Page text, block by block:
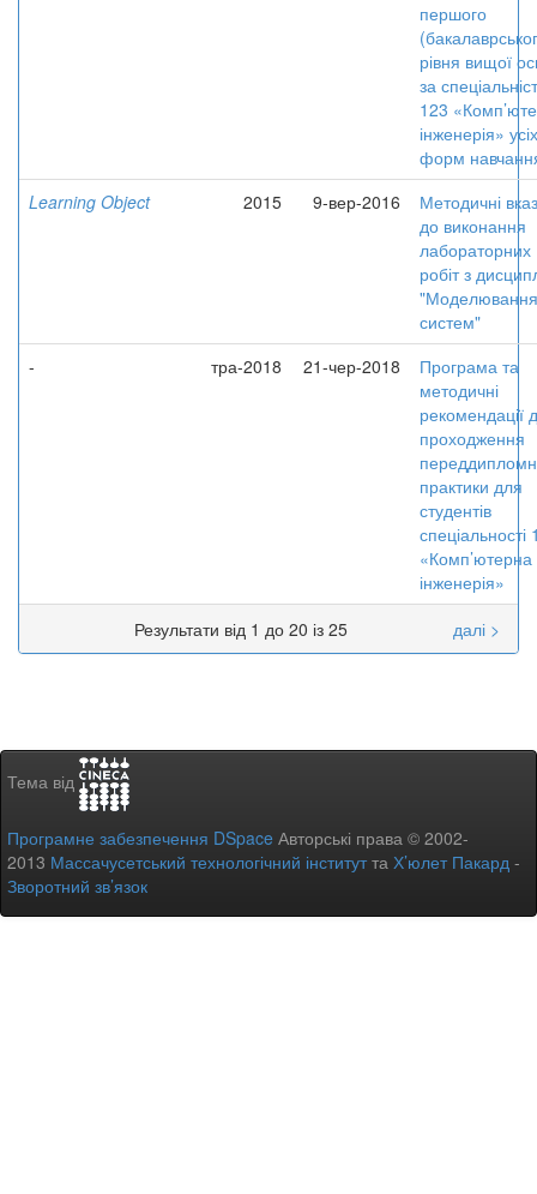
першого
рівня вищої
за
123
інженерія» усіх
форм
Learning Object
2015 9-вер-2016
Методичні
до виконання
лабораторних
робіт з
"Моделювання
систем"
-
тра-2018 21-чер-2018
Програма та
методичні
рекомендації
проходження
практики для
студентів
спеціальності
«Комп’ютерна
інженерія»
Результати від 1 до 20 із 25
далі >
Тема від
Програмне забезпечення DSpace Авторські права © 2002-
2013 Массачусетський технологічний інститутта Х’юлет Пакард -
Зворотний зв’язок